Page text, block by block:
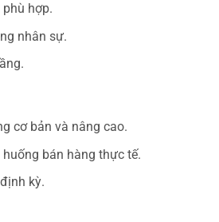
hợp.
nhân sự.
cơ bản và nâng cao.
bán hàng thực tế.
kỳ.